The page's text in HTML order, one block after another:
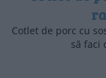
Cotlet de porc cu
să faci